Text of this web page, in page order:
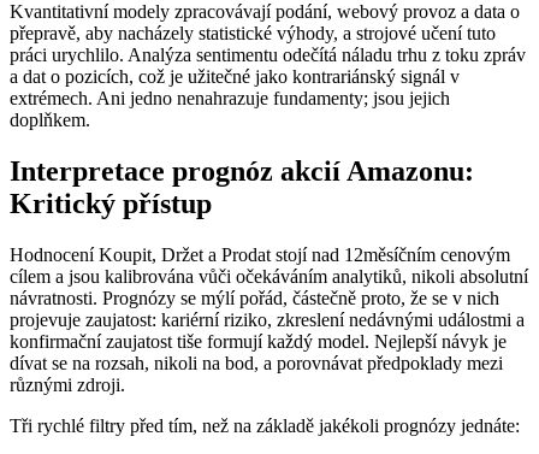
Kvantitativní modely zpracovávají podání, webový provoz a data o
přepravě, aby nacházely statistické výhody, a strojové učení tuto
práci urychlilo. Analýza sentimentu odečítá náladu trhu z toku zpráv
a dat o pozicích, což je užitečné jako kontrariánský signál v
extrémech. Ani jedno nenahrazuje fundamenty; jsou jejich
doplňkem.
Interpretace prognóz akcií Amazonu:
Kritický přístup
Hodnocení Koupit, Držet a Prodat stojí nad 12měsíčním cenovým
cílem a jsou kalibrována vůči očekáváním analytiků, nikoli absolutní
návratnosti. Prognózy se mýlí pořád, částečně proto, že se v nich
projevuje zaujatost: kariérní riziko, zkreslení nedávnými událostmi a
konfirmační zaujatost tiše formují každý model. Nejlepší návyk je
dívat se na rozsah, nikoli na bod, a porovnávat předpoklady mezi
různými zdroji.
Tři rychlé filtry před tím, než na základě jakékoli prognózy jednáte: